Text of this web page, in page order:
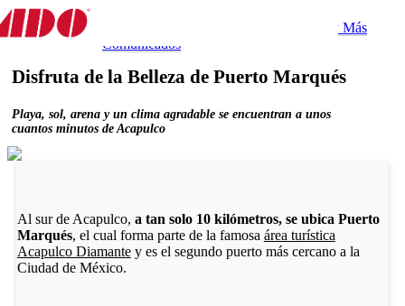
Destinos
Disfruta de la Belleza de Puerto Marqués
Playa, sol, arena y un clima agradable se encuentran a unos
cuantos minutos de Acapulco
Al sur de Acapulco, a tan solo 10 kilómetros, se ubica Puerto
Marqués, el cual forma parte de la famosa área turística
Acapulco Diamantey es el segundo puerto más cercano a la
Ciudad de México.
Tips y Más
Comunicados